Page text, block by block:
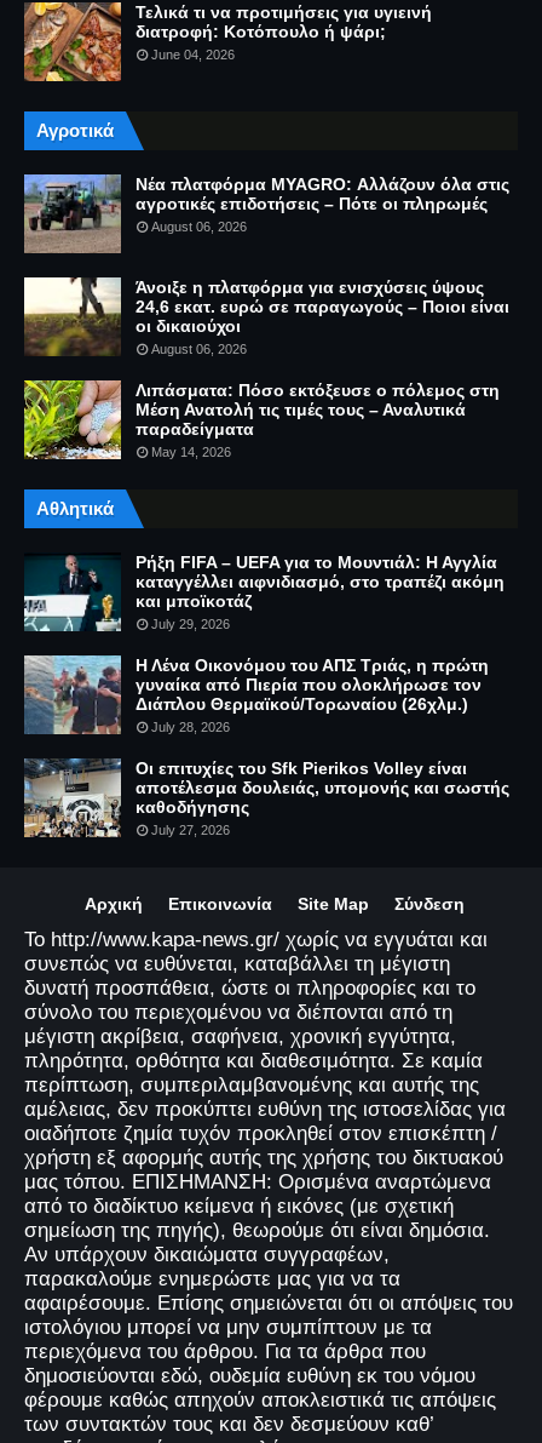
Τελικά τι να προτιμήσεις για υγιεινή
διατροφή: Κοτόπουλο ή ψάρι;
June 04, 2026
Αγροτικά
Νέα πλατφόρμα MYAGRO: Αλλάζουν όλα στις
αγροτικές επιδοτήσεις – Πότε οι πληρωμές
August 06, 2026
Άνοιξε η πλατφόρμα για ενισχύσεις ύψους
24,6 εκατ. ευρώ σε παραγωγούς – Ποιοι είναι
οι δικαιούχοι
August 06, 2026
Λιπάσματα: Πόσο εκτόξευσε ο πόλεμος στη
Μέση Ανατολή τις τιμές τους – Αναλυτικά
παραδείγματα
May 14, 2026
Αθλητικά
Ρήξη FIFA – UEFA για το Μουντιάλ: Η Αγγλία
καταγγέλλει αιφνιδιασμό, στο τραπέζι ακόμη
και μποϊκοτάζ
July 29, 2026
Η Λένα Οικονόμου του ΑΠΣ Τριάς, η πρώτη
γυναίκα από Πιερία που ολοκλήρωσε τον
Διάπλου Θερμαϊκού/Τορωναίου (26χλμ.)
July 28, 2026
Οι επιτυχίες του Sfk Pierikos Volley είναι
αποτέλεσμα δουλειάς, υπομονής και σωστής
καθοδήγησης
July 27, 2026
Αρχική Επικοινωνία Site Map Σύνδεση
Το http://www.kapa-news.gr/ χωρίς να εγγυάται και
συνεπώς να ευθύνεται, καταβάλλει τη μέγιστη
δυνατή προσπάθεια, ώστε οι πληροφορίες και το
σύνολο του περιεχομένου να διέπονται από τη
μέγιστη ακρίβεια, σαφήνεια, χρονική εγγύτητα,
πληρότητα, ορθότητα και διαθεσιμότητα. Σε καμία
περίπτωση, συμπεριλαμβανομένης και αυτής της
αμέλειας, δεν προκύπτει ευθύνη της ιστοσελίδας για
οιαδήποτε ζημία τυχόν προκληθεί στον επισκέπτη /
χρήστη εξ αφορμής αυτής της χρήσης του δικτυακού
μας τόπου. ΕΠΙΣΗΜΑΝΣΗ: Ορισμένα αναρτώμενα
από το διαδίκτυο κείμενα ή εικόνες (με σχετική
σημείωση της πηγής), θεωρούμε ότι είναι δημόσια.
Αν υπάρχουν δικαιώματα συγγραφέων,
παρακαλούμε ενημερώστε μας για να τα
αφαιρέσουμε. Επίσης σημειώνεται ότι οι απόψεις του
ιστολόγιου μπορεί να μην συμπίπτουν με τα
περιεχόμενα του άρθρου. Για τα άρθρα που
δημοσιεύονται εδώ, ουδεμία ευθύνη εκ του νόμου
φέρουμε καθώς απηχούν αποκλειστικά τις απόψεις
των συντακτών τους και δεν δεσμεύουν καθ’